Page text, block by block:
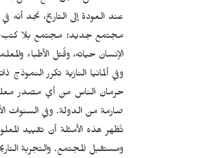
عند العودة إلى التاريخ، نجد
مجتمع جديد؛ مجتمع بلا كتب،
الإنسان حياته، وقُتل الأطباء
وفي ألمانيا النازية تكرر
حرمان الناس من أي مصدر
صارمة من الدولة. وفي السنوات
تُظهر هذه الأمثلة أن تقييد
ومستقبل المجتمع. والتجربة